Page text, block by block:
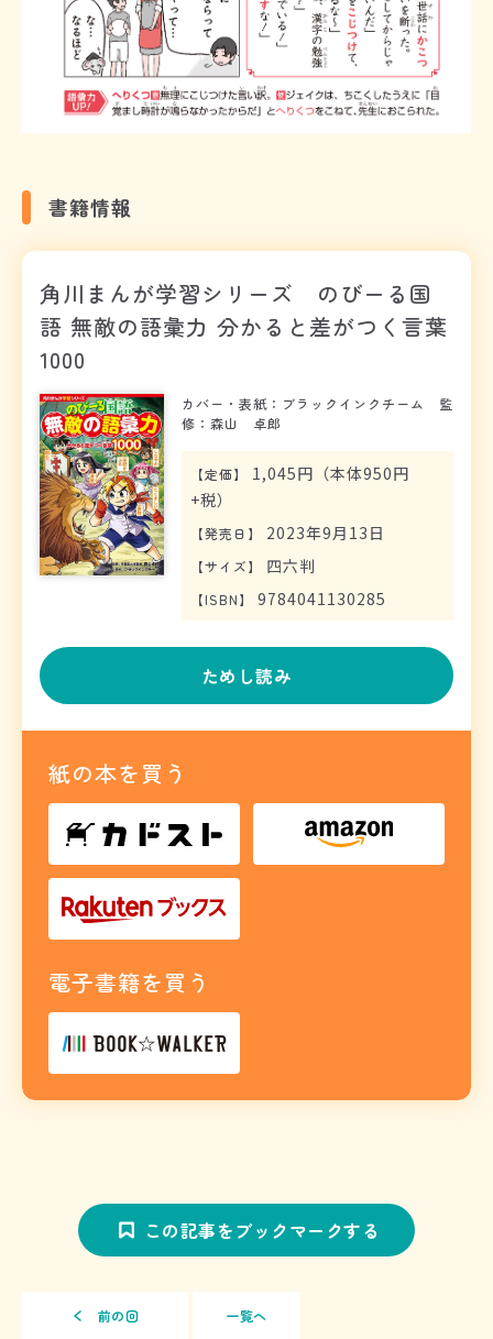
書籍情報
角川まんが学習シリーズ のびーる国
語 無敵の語彙力 分かると差がつく言葉
1000
カバー・表紙：ブラックインクチーム 監
修：森山 卓郎
【定価】
1,045円（本体950円
+税）
【発売日 】 2023年9月13日
【サイズ】 四六判
【ISBN】 9784041130285
ためし読み
紙の本を買う
電子書籍を買う
この記事をブックマークする
前の回 一覧へ